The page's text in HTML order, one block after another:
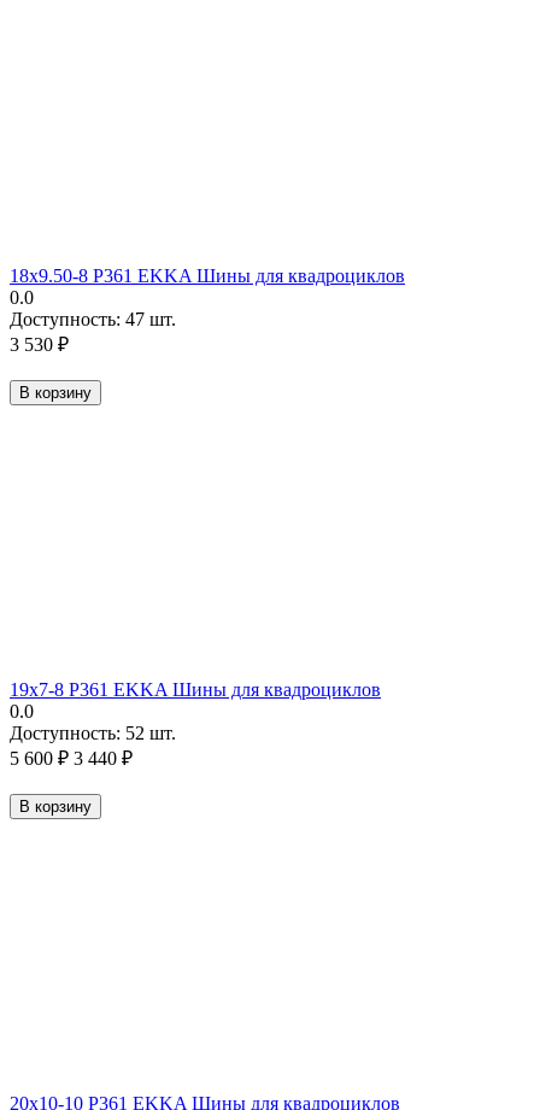
18х9.50-8 P361 EKKA Шины для квадроциклов
0.0
Доступность: 47 шт.
3 530 ₽
В корзину
19х7-8 P361 EKKA Шины для квадроциклов
0.0
Доступность: 52 шт.
5 600 ₽ 3 440 ₽
В корзину
20х10-10 P361 EKKA Шины для квадроциклов